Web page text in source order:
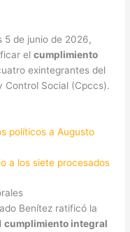
5 de junio de 2026,
elcumplimiento
exintegrantes del
Control Social (Cpccs).
políticos a Augusto
a los siete procesados
Benítez ratificó la
cumplimiento integral